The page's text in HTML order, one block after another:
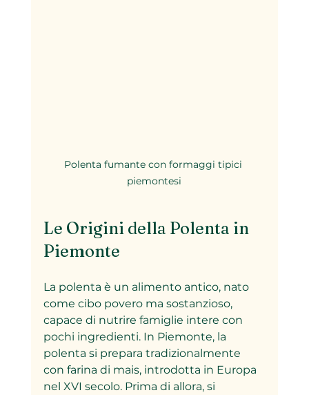
Polenta fumante con formaggi tipici
piemontesi
Le Origini della Polenta in
Piemonte
La polenta è un alimento antico, nato
come cibo povero ma sostanzioso,
capace di nutrire famiglie intere con
pochi ingredienti. In Piemonte, la
polenta si prepara tradizionalmente
con farina di mais, introdotta in Europa
nel XVI secolo. Prima di allora, si